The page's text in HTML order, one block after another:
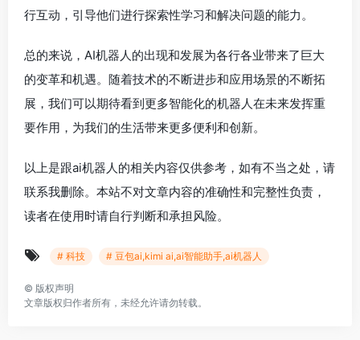
行互动，引导他们进行探索性学习和解决问题的能力。
总的来说，AI机器人的出现和发展为各行各业带来了巨大
的变革和机遇。随着技术的不断进步和应用场景的不断拓
展，我们可以期待看到更多智能化的机器人在未来发挥重
要作用，为我们的生活带来更多便利和创新。
以上是跟ai机器人的相关内容仅供参考，如有不当之处，请
联系我删除。本站不对文章内容的准确性和完整性负责，
读者在使用时请自行判断和承担风险。
# 科技 # 豆包ai,kimi ai,ai智能助手,ai机器人
© 版权声明
文章版权归作者所有，未经允许请勿转载。